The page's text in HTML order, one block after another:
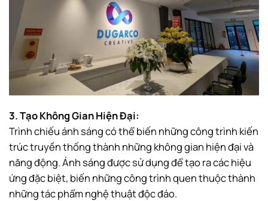
3. Tạo Không Gian Hiện Đại:
Trình chiếu ánh sáng có thể biến những công trình kiến
trúc truyền thống thành những không gian hiện đại và
năng động. Ánh sáng được sử dụng để tạo ra các hiệu
ứng đặc biệt, biến những công trình quen thuộc thành
những tác phẩm nghệ thuật độc đáo.